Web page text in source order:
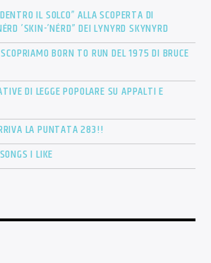
IL SOLCO” ALLA SCOPERTA DI
’SKIN-’NÉRD” DEI LYNYRD SKYNYRD
BORN TO RUN DEL 1975 DI BRUCE
DI LEGGE POPOLARE SU APPALTI E
LA PUNTATA 283!!
I LIKE